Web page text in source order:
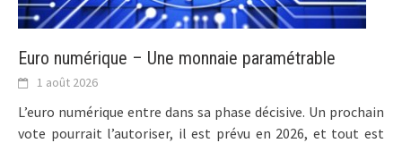
Euro numérique – Une monnaie paramétrable
1 août 2026
L’euro numérique entre dans sa phase décisive. Un prochain
vote pourrait l’autoriser, il est prévu en 2026, et tout est